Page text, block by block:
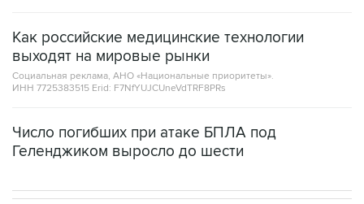
Как российские медицинские технологии
выходят на мировые рынки
Социальная реклама, АНО «Национальные приоритеты».
ИНН 7725383515 Erid: F7NfYUJCUneVdTRF8PRs
Число погибших при атаке БПЛА под
Геленджиком выросло до шести